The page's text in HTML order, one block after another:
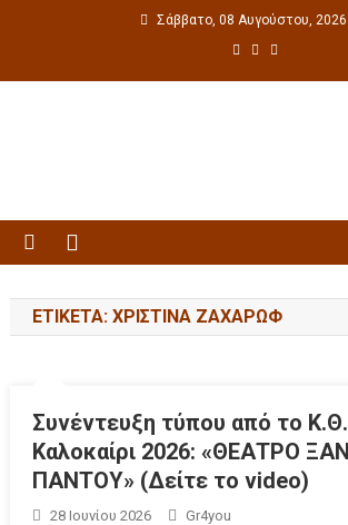
Σάββατο, 08 Αυγούστου, 2026
ΕΤΙΚΈΤΑ: ΧΡΙΣΤΊΝΑ ΖΑΧΆΡΩΦ
Συνέντευξη τύπου από το
Καλοκαίρι 2026: «ΘΕΑΤΡΟ
ΠΑΝΤΟΥ» (Δείτε το video)
28 Ιουνίου 2026 Gr4you